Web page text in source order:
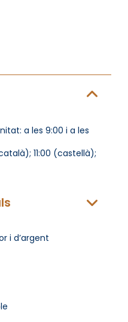
a les 9:00 i a les
11:00 (castellà);
i d’argent